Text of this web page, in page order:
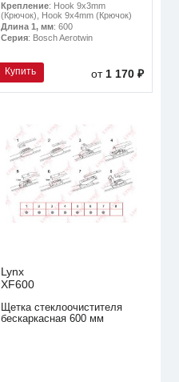
Крепление: Hook 9x3mm
(Крючок), Hook 9x4mm (Крючок)
Длина 1, мм: 600
Серия: Bosch Aerotwin
Купить от 1 170 ₽
Lynx
XF600
Щетка стеклоочистителя
бескаркасная 600 мм